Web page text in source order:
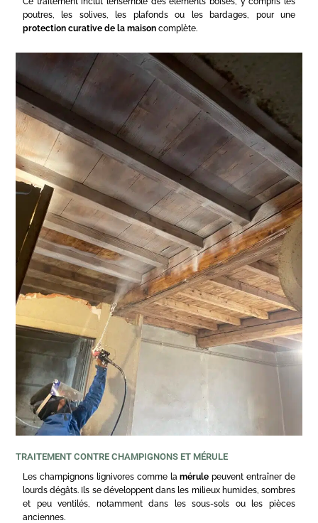
poutres, les solives, les plafonds ou les bardages, pour une
protection curative de la maison complète.
TRAITEMENT CONTRE CHAMPIGNONS ET MÉRULE
Les champignons lignivores comme lamérule peuvent entraîner de
lourds dégâts. Ils se développent dans les milieux humides, sombres
et peu ventilés, notamment dans les sous-sols ou les pièces
anciennes.